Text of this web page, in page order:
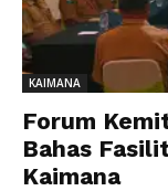
KAIMANA
Forum
Bahas
Kaimana